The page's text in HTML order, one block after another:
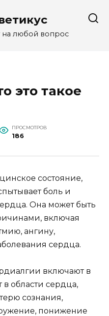
на любой вопрос
это такое
ПРОСМОТРОВ
186
состояние,
боль и
Она может быть
включая
ангину,
сердца.
включают в
области сердца,
сознания,
понижение